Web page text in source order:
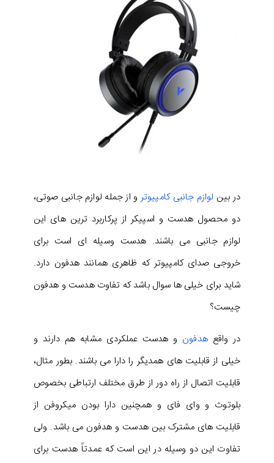
در بین لوازم جانبی کامپیوترو از جمله لوازم جانبی صوتی،
دو محصول هدست و اسپیکر از پرکاربرد ترین های این
لوازم جانبی می باشند. هدست وسیله ای است برای
خروجی صدای کامپیوتر که ظاهری همانند هدفون دارد.
شاید برای خیلی ها سوال باشد که تفاوت هدست و هدفون
چیست؟
در واقعهدفون و هدست عملکردی مشابه هم دارند و
خیلی از قابلیت های همدیگر را دارا می باشند. بطور مثال،
قابلیت اتصال از راه دور از طرق مختلف ارتباطی بخصوص
بلوتوث و وای فای و همچنین دارا بودن میکروفن از
قابلیت های مشترک بین هدست و هدفون می باشد. ولی
تفاوت این دو وسیله در این است که عمدتاً هدست برای